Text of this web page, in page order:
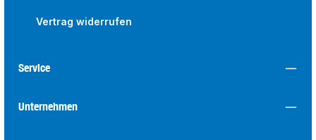
Vertrag widerrufen
Service
Unternehmen